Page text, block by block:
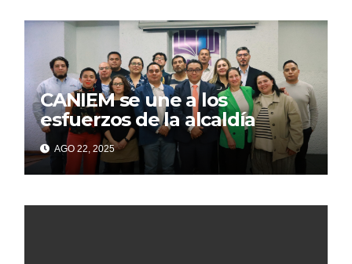
CANIEM se une a los
esfuerzos de la alcaldía
Iztapalapa para acercar a
grupos vulnerables a la
lectura
AGO 22, 2025